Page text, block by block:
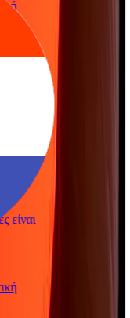
είναι